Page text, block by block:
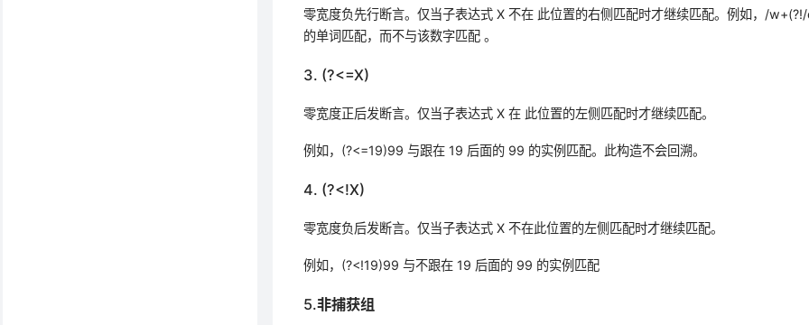
零宽度负先行断言。仅当子表达式 X 不在 此位置的右侧匹配时才继续匹配。例如，/
的单词匹配，而不与该数字匹配 。
3. (?<=X)
零宽度正后发断言。仅当子表达式 X 在 此位置的左侧匹配时才继续匹配。
例如，(?<=19)99 与跟在 19 后面的 99 的实例匹配。此构造不会回溯。
4. (?<!X)
零宽度负后发断言。仅当子表达式 X 不在此位置的左侧匹配时才继续匹配。
例如，(?<!19)99 与不跟在 19 后面的 99 的实例匹配
5.非捕获组